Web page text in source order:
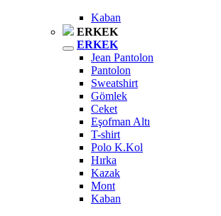
Kaban
ERKEK
ERKEK
Jean Pantolon
Pantolon
Sweatshirt
Gömlek
Ceket
Eşofman Altı
T-shirt
Polo K.Kol
Hırka
Kazak
Mont
Kaban